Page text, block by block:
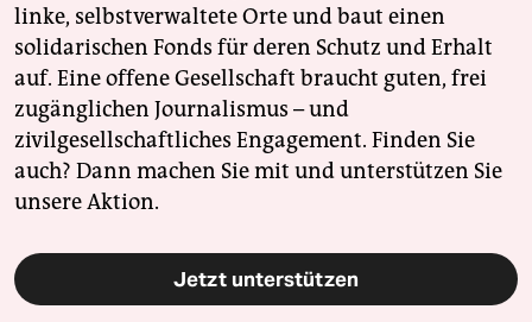
linke, selbstverwaltete Orte und baut einen
solidarischen Fonds für deren Schutz und Erhalt
auf. Eine offene Gesellschaft braucht guten, frei
zugänglichen Journalismus – und
zivilgesellschaftliches Engagement. Finden Sie
auch? Dann machen Sie mit und unterstützen Sie
unsere Aktion.
Jetzt unterstützen